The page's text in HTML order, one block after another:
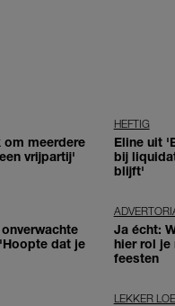
om meerdere
vrijpartij'
HEFTIG
Eline uit
bij
blijft'
dat je
Ja écht:
hier rol je
feesten
LEKKER